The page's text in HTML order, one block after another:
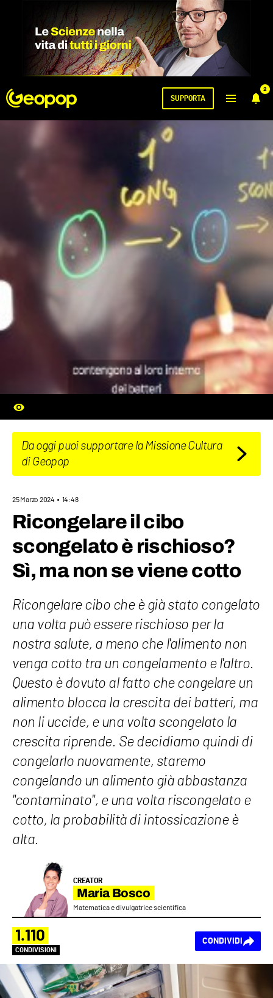
2
SUPPORTA
Da oggi puoi supportare la Missione Cultura
di Geopop
25 Marzo 2024 14:48
Ricongelare il cibo
scongelato è rischioso?
Sì, ma non se viene cotto
Ricongelare cibo che è già stato congelato
una volta può essere rischioso per la
nostra salute, a meno che l'alimento non
venga cotto tra un congelamento e l'altro.
Questo è dovuto al fatto che congelare un
alimento blocca la crescita dei batteri, ma
non li uccide, e una volta scongelato la
crescita riprende. Se decidiamo quindi di
congelarlo nuovamente, staremo
congelando un alimento già abbastanza
"contaminato", e una volta riscongelato e
cotto, la probabilità di intossicazione è
alta.
CREATOR
Maria Bosco
Matematica e divulgatrice scientifica
1.110
CONDIVISIONI
CONDIVIDI